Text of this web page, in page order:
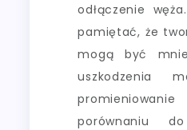
odłączenie
pamiętać, że
mogą być
uszkodzenia
porównaniu